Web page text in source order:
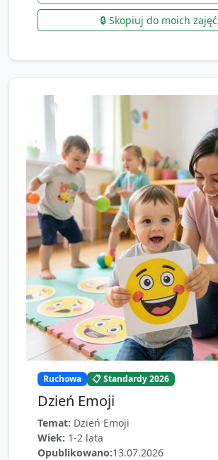
🔒 Skopiuj do moich zajęć
Ruchowa 📋 Standardy 2026
Dzień Emoji
Temat: Dzień Emoji
Wiek: 1-2 lata
Opublikowano:13.07.2026